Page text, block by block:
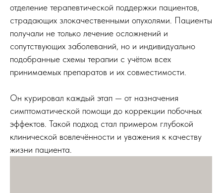
отделение терапевтической поддержки пациентов,
страдающих злокачественными опухолями. Пациенты
получали не только лечение осложнений и
сопутствующих заболеваний, но и индивидуально
подобранные схемы терапии с учётом всех
принимаемых препаратов и их совместимости.
Он курировал каждый этап — от назначения
симптоматической помощи до коррекции побочных
эффектов. Такой подход стал примером глубокой
клинической вовлечённости и уважения к качеству
жизни пациента.